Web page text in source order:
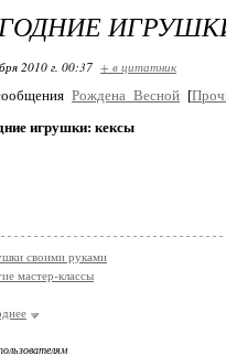
2010 г. 00:37 + в цитатник
Рождена_Весной [
игрушки: кексы
своими руками
мастер-классы